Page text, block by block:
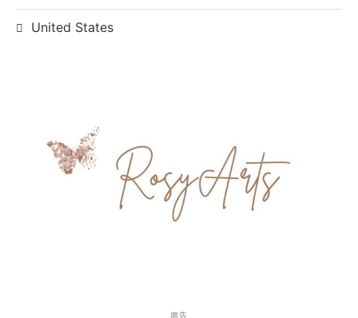
United States
廣告